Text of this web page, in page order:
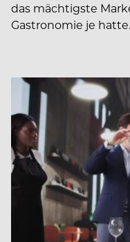
das mächtigste
Gastronomie je hatte.